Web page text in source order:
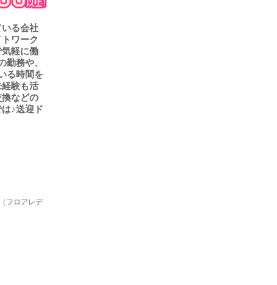
る会社
ワーク
軽に働
勤務や、
る時間を
験も活
などの
♪送迎ド
フロアレデ